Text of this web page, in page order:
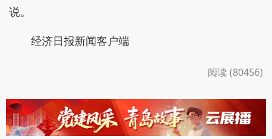
说。
经济日报新闻客户端
阅读 (80456)